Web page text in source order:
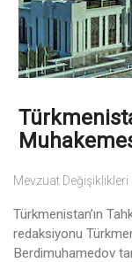
Mevzuat Değişiklikleri
Türkmenistan’ın
redaksiyonu
Berdimuhamedov